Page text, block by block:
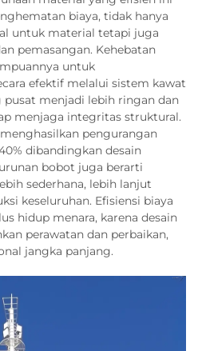
biaya, tidak hanya
untuk material tetapi juga
pemasangan. Kehebatan
untuk
efektif melalui sistem kawat
menjadi lebih ringan dan
menjaga integritas struktural.
pengurangan
dibandingkan desain
bobot juga berarti
sederhana, lebih lanjut
keseluruhan. Efisiensi biaya
hidup menara, karena desain
perawatan dan perbaikan,
jangka panjang.